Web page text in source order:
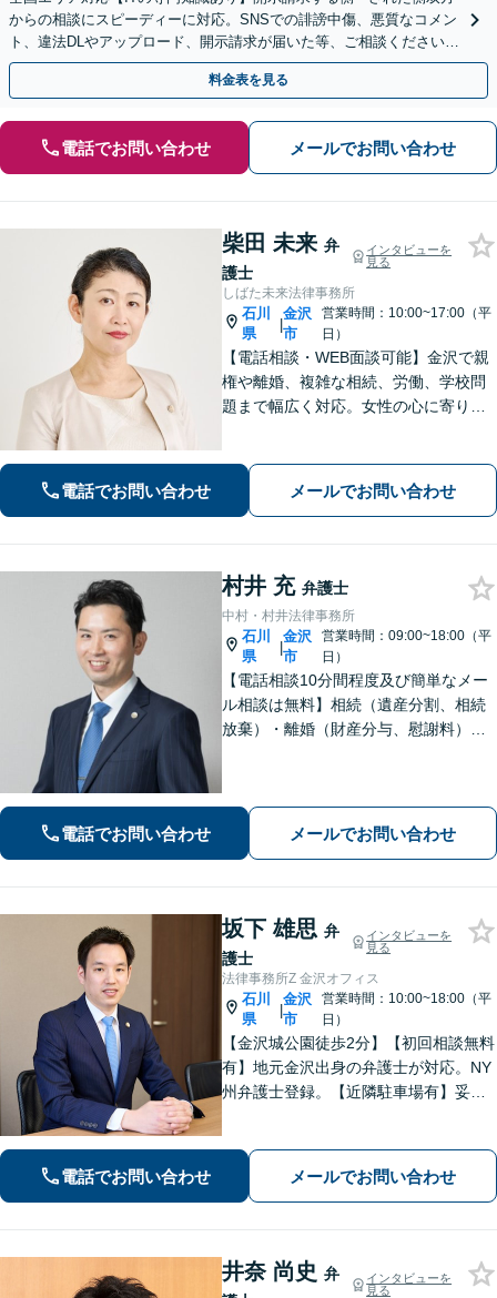
からの相談にスピーディーに対応。SNSでの誹謗中傷、悪質なコメン
ト、違法DLやアップロード、開示請求が届いた等、ご相談ください
【WEB面談OK&解決実績豊富】【千葉中央駅4分】
料金表を見る
電話でお問い合わせ メールでお問い合わせ
柴田 未来 弁
護士
インタビューを
見る
しばた未来法律事務所
石川
県
|
金沢
市
営業時間：10:00~17:00（平
日）
【電話相談・WEB面談可能】金沢で親
権や離婚、複雑な相続、労働、学校問
題まで幅広く対応。女性の心に寄り添
力でサポートします。お子様連れも歓
迎。まずはじっくりとお話をお聞かせ
電話でお問い合わせ メールでお問い合わせ
村井 充 弁護士
中村・村井法律事務所
石川
県
|
金沢
市
営業時間：09:00~18:00（平
日）
【電話相談10分間程度及び簡単なメー
ル相談は無料】相続（遺産分割、相続
放棄）・離婚（財産分与、慰謝料）・
やすい言葉での説明を心がけていま
す。
電話でお問い合わせ メールでお問い合わせ
坂下 雄思 弁
護士
インタビューを
見る
法律事務所Z 金沢オフィス
石川
県
|
金沢
市
営業時間：10:00~18:00（平
日）
【金沢城公園徒歩2分】【初回相談無料
有】地元金沢出身の弁護士が対応。NY
州弁護士登録。【近隣駐車場有】妥協
ネット、英文契約はお任せ！
電話でお問い合わせ メールでお問い合わせ
井奈 尚史 弁
インタビューを
見る